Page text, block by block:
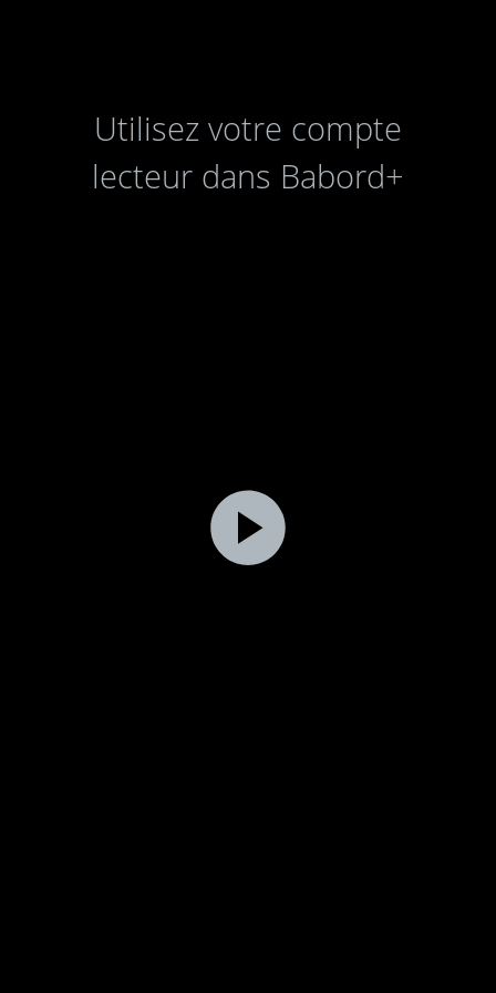
Utilisez votre compte
lecteur dans Babord+